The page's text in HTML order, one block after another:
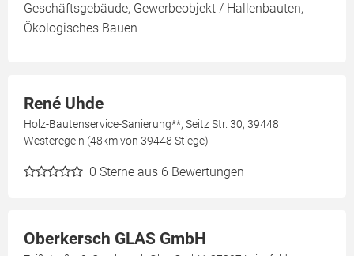
Geschäftsgebäude, Gewerbeobjekt / Hallenbauten,
Ökologisches Bauen
René Uhde
Holz-Bautenservice-Sanierung**, Seitz Str. 30, 39448
Westeregeln (48km von 39448 Stiege)
0 Sterne aus 6 Bewertungen
Oberkersch GLAS GmbH